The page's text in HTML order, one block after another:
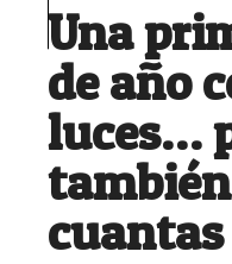
Una
de año
luces…